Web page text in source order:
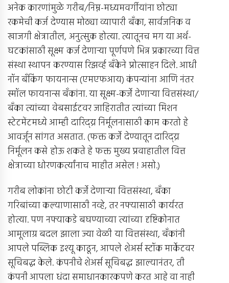
अनेक कारणांमुळे गरीब/निम्न-मध्यमवर्गीयांना छोट्या
रकमेची कर्ज देण्यास मोठ्या व्यापारी बँका, सार्वजनिक व
खाजगी क्षेत्रातील, अनुत्सुक होत्या. त्यातूनच मग या अर्थ-
घटकांसाठी सूक्ष्म कर्ज देणार्‍या पूर्णपणे भिन्न प्रकारच्या वित्त
संस्था स्थापन करण्यास रिझर्व्ह बँकेने प्रोत्साहन दिले. आधी
नॉन बँकिंग फायनान्स (एमएफआय) कंपन्यांना आणि नंतर
स्मॉल फायनान्स बँकांना. या सूक्ष्म-कर्जे देणार्‍या वित्तसंस्था/
बँका त्यांच्या वेबसाईटवर जाहिरातीत त्यांच्या मिशन
स्टेटमेंटमध्ये आम्ही दारिद्य्र निर्मूलनासाठी काम करतो हे
आवर्जून सांगत असतात. (फक्त कर्जे देण्यातून दारिद्य्र
निर्मूलन कसे होऊ शकते हे फक्त मुख्य प्रवाहातील वित्त
क्षेत्राच्या धोरणकर्त्यांनाच माहीत असेल ! असो.)
गरीब लोकांना छोटी कर्जे देणार्‍या वित्तसंस्था, बँका
गरिबांच्या कल्याणासाठी नव्हे, तर नफ्यासाठी कार्यरत
होत्या. पण नफ्याकडे बघण्याच्या त्यांच्या दृष्टिकोनात
आमूलाग्र बदल झाला ज्या वेळी या वित्तसंस्था, बँकांनी
आपले पब्लिक इश्यू काढून, आपले शेअर्स स्टॉक मार्केटवर
सूचिबद्ध केले. कंपनीचे शेअर्स सूचिबद्ध झाल्यानंतर, ती
कंपनी आपला धंदा समाधानकारकपणे करत आहे वा नाही